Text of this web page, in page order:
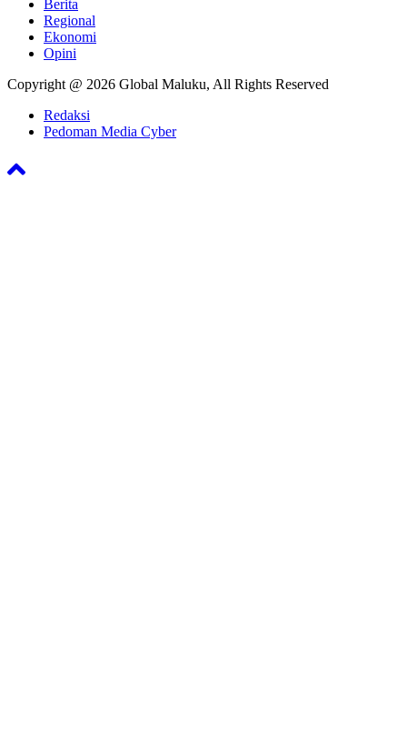
Berita
Regional
Ekonomi
Opini
Copyright @ 2026 Global Maluku, All Rights Reserved
Redaksi
Pedoman Media Cyber